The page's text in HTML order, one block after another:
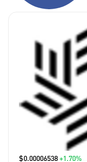
$0.00006538+1.70%